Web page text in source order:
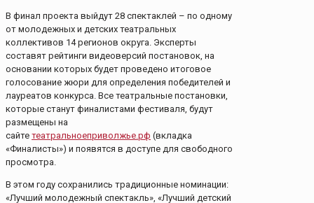
В финал проекта выйдут 28 спектаклей – по одному
от молодежных и детских театральных
коллективов 14 регионов округа. Эксперты
составят рейтинги видеоверсий постановок, на
основании которых будет проведено итоговое
голосование жюри для определения победителей и
лауреатов конкурса. Все театральные постановки,
которые станут финалистами фестиваля, будут
размещены на
сайте театральноеприволжье.рф (вкладка
«Финалисты») и появятся в доступе для свободного
просмотра.
В этом году сохранились традиционные номинации:
«Лучший молодежный спектакль», «Лучший детский